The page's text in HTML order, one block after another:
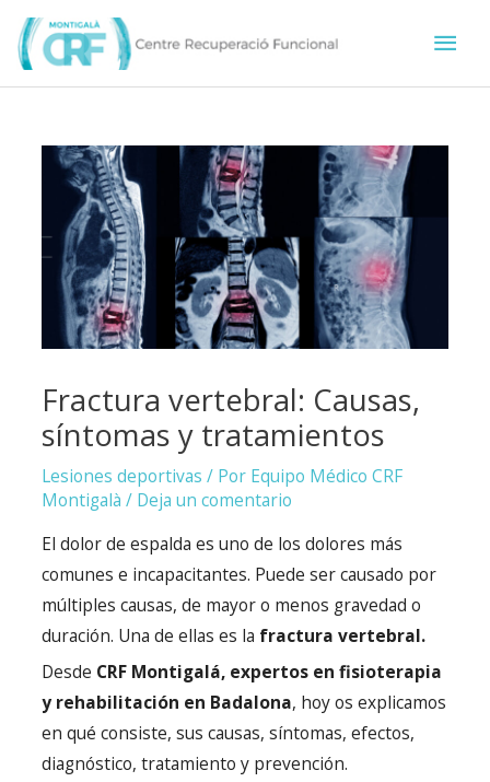
contenido
Fractura vertebral: Causas,
síntomas y tratamientos
Lesiones deportivas / Por Equipo Médico CRF
Montigalà/ Deja un comentario
El dolor de espalda es uno de los dolores más
comunes e incapacitantes. Puede ser causado por
múltiples causas, de mayor o menos gravedad o
duración. Una de ellas es la fractura vertebral.
Desde CRF Montigalá, expertos en fisioterapia
y rehabilitación en Badalona, hoy os explicamos
en qué consiste, sus causas, síntomas, efectos,
diagnóstico, tratamiento y prevención.